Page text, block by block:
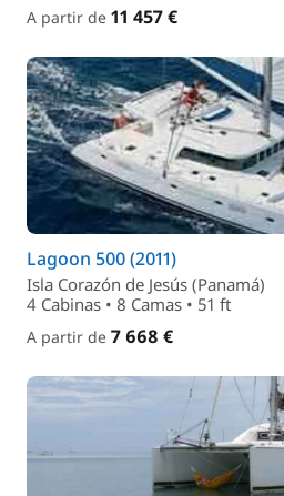
A partir de 11 457 €
Lagoon 500 (2011)
Isla Corazón de Jesús (Panamá)
4 Cabinas • 8 Camas • 51 ft
A partir de 7 668 €